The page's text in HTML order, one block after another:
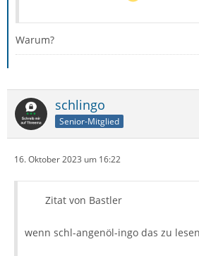
Warum?
schlingo
Senior-Mitglied
16. Oktober 2023 um 16:22
Zitat von Bastler
wenn schl-angenöl-ingo das zu